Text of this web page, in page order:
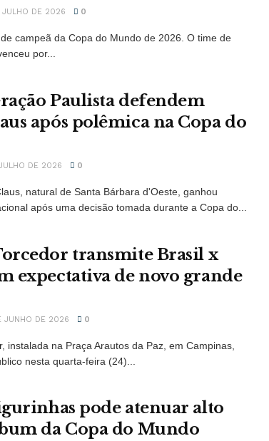
JULHO DE 2026 0
campeã da Copa do Mundo de 2026. O time de
por...
Paulista defendem
após polêmica na Copa do
DE 2026 0
natural de Santa Bárbara d'Oeste, ganhou
após uma decisão tomada durante a Copa do...
transmite Brasil x
expectativa de novo grande
JUNHO DE 2026 0
instalada na Praça Arautos da Paz, em Campinas,
nesta quarta-feira (24)...
pode atenuar alto
da Copa do Mundo